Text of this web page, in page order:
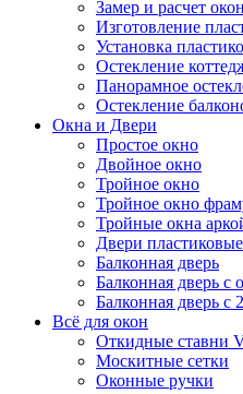
Замер и расчет
Изготовление
Установка
Остекление
Панорамное
Остекление
Окна и Двери
Простое окно
Двойное окно
Тройное окно
Тройное окно
Тройные окна
Двери пластиковые
Балконная дверь
Балконная дверь с
Балконная дверь с
Всё для окон
Откидные ставни
Москитные сетки
Оконные ручки